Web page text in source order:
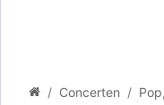
Concerten